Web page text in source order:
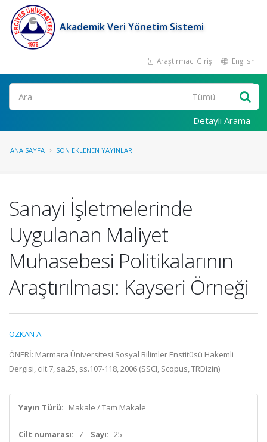
Akademik Veri Yönetim Sistemi
Araştırmacı Girişi English
Ara
Detaylı Arama
ANA SAYFA SON EKLENEN YAYINLAR
Sanayi İşletmelerinde
Uygulanan Maliyet
Muhasebesi Politikalarının
Araştırılması: Kayseri Örneği
ÖZKAN A.
ÖNERİ: Marmara Üniversitesi Sosyal Bilimler Enstitüsü Hakemli
Dergisi, cilt.7, sa.25, ss.107-118, 2006 (SSCI, Scopus, TRDizin)
Yayın Türü: Makale / Tam Makale
Cilt numarası: 7 Sayı: 25